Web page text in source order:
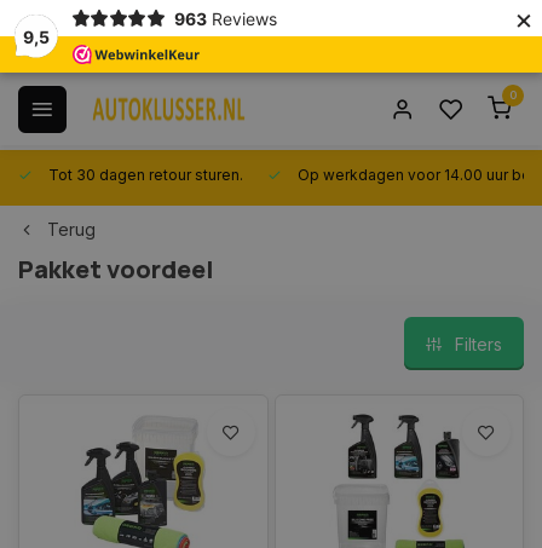
9,5
963 Reviews ×
0
Tot 30 dagen retour sturen. Op werkdagen voor 14.00 uur
Terug
Pakket voordeel
Filters